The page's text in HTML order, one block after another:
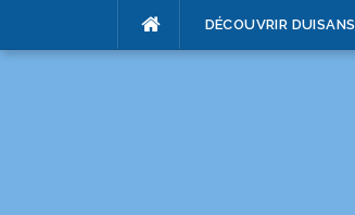
DÉCOUVRIR DUISANS